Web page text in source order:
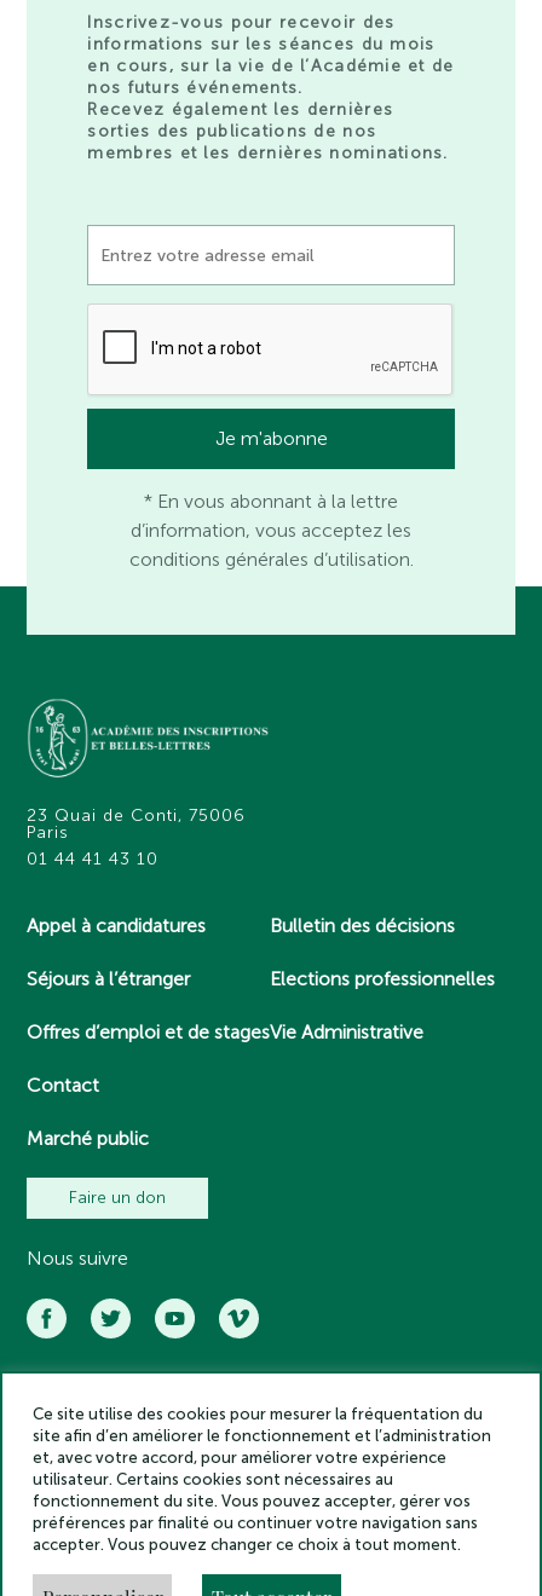
Inscrivez-vous pour recevoir des
informations sur les séances du mois
en cours, sur la vie de l’Académie et de
nos futurs événements.
Recevez également les dernières
sorties des publications de nos
membres et les dernières nominations.
* En vous abonnant à la lettre
d’information, vous acceptez les
conditions générales d’utilisation.
23 Quai de Conti, 75006
Paris
01 44 41 43 10
Appel à candidatures
Séjours à l’étranger
Offres d’emploi et de stages
Contact
Marché public
Bulletin des décisions
Elections professionnelles
Vie Administrative
Faire un don
Nous suivre
Académie des inscriptions et belles lettres – Tous droits réservés
2025
Politique de confidentialité
Mentions légales
Crédits
Gestion des cookies
Made by
Ce site utilise des cookies pour mesurer la fréquentation du
site afin d’en améliorer le fonctionnement et l’administration
et, avec votre accord, pour améliorer votre expérience
utilisateur. Certains cookies sont nécessaires au
fonctionnement du site. Vous pouvez accepter, gérer vos
préférences par finalité ou continuer votre navigation sans
accepter. Vous pouvez changer ce choix à tout moment.